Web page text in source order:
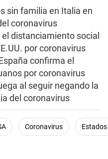
sin familia en Italia en
coronavirus
distanciamiento social
por coronavirus
confirma el
por coronavirus
al seguir negando la
del coronavirus
Coronavirus